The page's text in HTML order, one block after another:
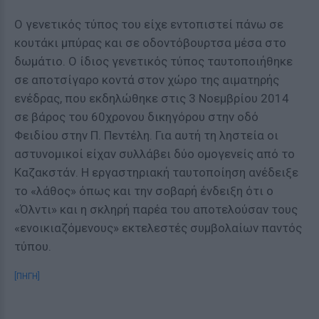
Ο γενετικός τύπος του είχε εντοπιστεί πάνω σε
κουτάκι μπύρας και σε οδοντόβουρτσα μέσα στο
δωμάτιο. Ο ίδιος γενετικός τύπος ταυτοποιήθηκε
σε αποτσίγαρο κοντά στον χώρο της αιματηρής
ενέδρας, που εκδηλώθηκε στις 3 Νοεμβρίου 2014
σε βάρος του 60χρονου δικηγόρου στην οδό
Φειδίου στην Π. Πεντέλη. Για αυτή τη ληστεία οι
αστυνομικοί είχαν συλλάβει δύο ομογενείς από το
Καζακστάν. Η εργαστηριακή ταυτοποίηση ανέδειξε
το «λάθος» όπως και την σοβαρή ένδειξη ότι ο
«Όλντι» και η σκληρή παρέα του αποτελούσαν τους
«ενοικιαζόμενους» εκτελεστές συμβολαίων παντός
τύπου.
[ΠΗΓΗ]